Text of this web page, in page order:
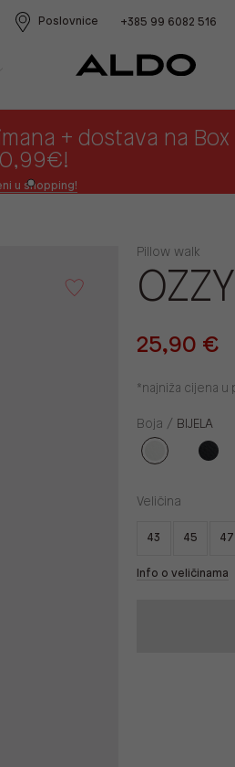
Poslovnice +385 99 6082 516
+ dostava na
0,99€!
u shopping!
Pillow walk
25,90 €
*najniža cijena
Boja / BIJELA
Veličina
43 45 47
Info o veličinama